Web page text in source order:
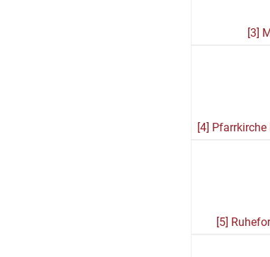
[3]
[4]
[5]